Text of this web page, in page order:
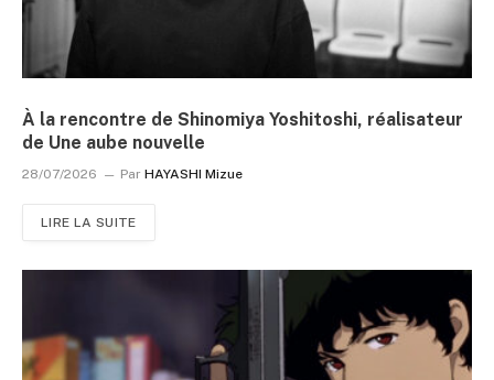
À la rencontre de Shinomiya Yoshitoshi, réalisateur
de Une aube nouvelle
28/07/2026 Par HAYASHI Mizue
LIRE LA SUITE